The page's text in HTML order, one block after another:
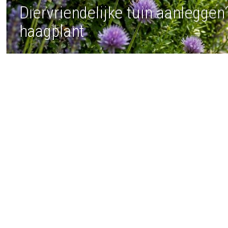
Diervriendelijke tuin
haagplant